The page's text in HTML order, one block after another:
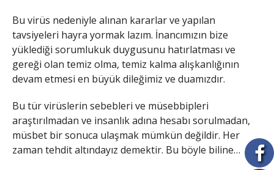
Bu virüs nedeniyle alınan kararlar ve yapılan
tavsiyeleri hayra yormak lazım. İnancımızın bize
yüklediği sorumlukuk duygusunu hatırlatması ve
gereği olan temiz olma, temiz kalma alışkanlığının
devam etmesi en büyük dileğimiz ve duamızdır.
Bu tür virüslerin sebebleri ve müsebbipleri
araştırılmadan ve insanlık adına hesabı sorulmadan,
müsbet bir sonuca ulaşmak mümkün değildir. Her
zaman tehdit altındayız demektir. Bu böyle biline…